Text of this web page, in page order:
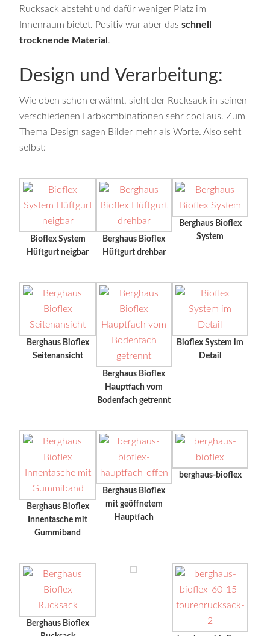
Rucksack absteht und dafür weniger Platz im
Innenraum bietet. Positiv war aber dasschnell
trocknende Material .
Design und Verarbeitung:
Wie oben schon erwähnt, sieht der Rucksack in seinen
verschiedenen Farbkombinationen sehr cool aus. Zum
Thema Design sagen Bilder mehr als Worte. Also seht
selbst:
Bioflex System
Hüftgurt neigbar
Berghaus Bioflex
Hüftgurt drehbar
Berghaus Bioflex
System
Berghaus Bioflex
Seitenansicht
Berghaus Bioflex
Hauptfach vom
Bodenfach getrennt
Bioflex System im
Detail
Berghaus Bioflex
Innentasche mit
Gummiband
Berghaus Bioflex
mit geöffnetem
Hauptfach
berghaus-bioflex
Berghaus Bioflex